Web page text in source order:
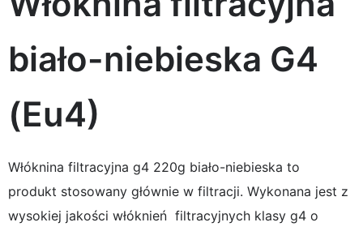
biało-niebieska G4
(Eu4)
Włóknina filtracyjna g4 220g biało-niebieska to
produkt stosowany głównie w filtracji. Wykonana jest z
wysokiej jakości włóknień filtracyjnych klasy g4 o